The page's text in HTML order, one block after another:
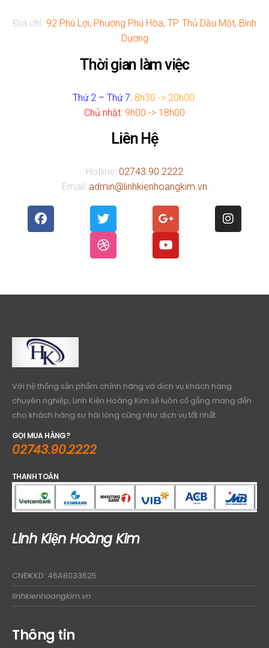
Địa chỉ: 92 Phú Lợi, Phường Phú Hòa, TP. Thủ Dầu Một, Bình
Dương
Thời gian làm việc
Thứ 2 – Thứ 7: 8h30 -> 20h00
Chủ nhật: 9h00 -> 18h00
Liên Hệ
Hotline: 02743.90.2222
Email: admin@linhkienhoangkim.vn
Với hệ thống sản phẩm chính hãng và dịch vụ khách hàng
chuyên nghiệp, Linh Kiện Hoàng Kim sẽ luôn cố gắng mang đến
cho khách hàng sự hài lòng cũng như dịch vụ tốt nhất.
GỌI MUA HÀNG?
02743.90.2222
THANH TOÁN
Linh Kiện Hoàng Kim
CNĐKKD: 46A8033625
linhkienhoangkim.vn
Thông tin